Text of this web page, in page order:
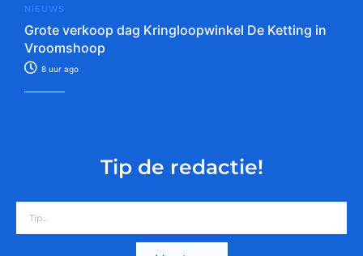
NIEUWS
Grote verkoop dag Kringloopwinkel De Ketting in
Vroomshoop
8 uur ago
Tip de redactie!